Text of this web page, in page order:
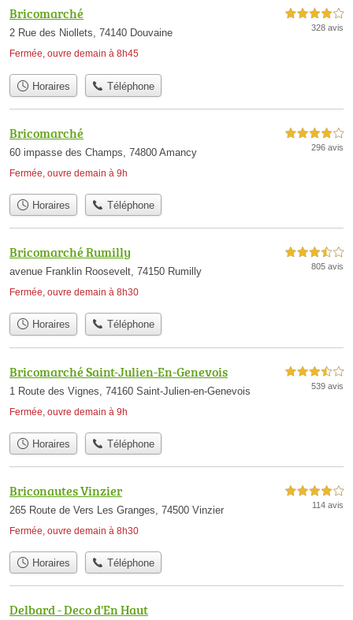
Bricomarché
2 Rue des Niollets, 74140 Douvaine
Fermée, ouvre demain à 8h45
4,0 étoiles sur 5
328 avis
Horaires Téléphone
Bricomarché
60 impasse des Champs, 74800 Amancy
Fermée, ouvre demain à 9h
4,0 étoiles sur 5
296 avis
Horaires Téléphone
Bricomarché Rumilly
avenue Franklin Roosevelt, 74150 Rumilly
Fermée, ouvre demain à 8h30
3,5 étoiles sur 5
805 avis
Horaires Téléphone
Bricomarché Saint-Julien-En-Genevois
1 Route des Vignes, 74160 Saint-Julien-en-Genevois
Fermée, ouvre demain à 9h
3,5 étoiles sur 5
539 avis
Horaires Téléphone
Briconautes Vinzier
265 Route de Vers Les Granges, 74500 Vinzier
Fermée, ouvre demain à 8h30
4,0 étoiles sur 5
114 avis
Horaires Téléphone
Delbard - Deco d'En Haut